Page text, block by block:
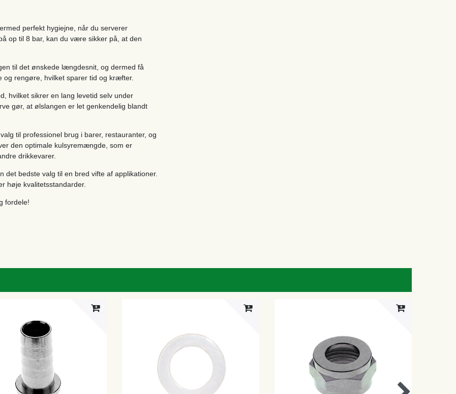
perfekt hygiejne, når du serverer
op til 8 bar, kan du være sikker på, at den
til det ønskede længdesnit, og dermed få
og rengøre, hvilket sparer tid og kræfter.
hvilket sikrer en lang levetid selv under
gør, at ølslangen er let genkendelig blandt
til professionel brug i barer, restauranter, og
den optimale kulsyremængde, som er
drikkevarer.
det bedste valg til en bred vifte af applikationer.
høje kvalitetsstandarder.
fordele!